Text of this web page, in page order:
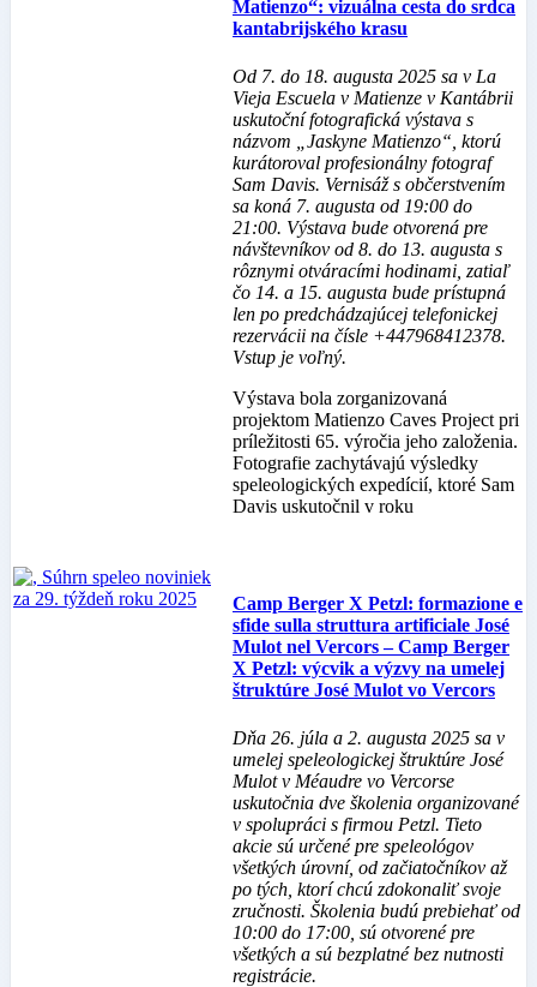
Matienzo“: vizuálna cesta do srdca
kantabrijského krasu
Od 7. do 18. augusta 2025 sa v La
Vieja Escuela v Matienze v Kantábrii
uskutoční fotografická výstava s
názvom „Jaskyne Matienzo“, ktorú
kurátoroval profesionálny fotograf
Sam Davis. Vernisáž s občerstvením
sa koná 7. augusta od 19:00 do
21:00. Výstava bude otvorená pre
návštevníkov od 8. do 13. augusta s
rôznymi otváracími hodinami, zatiaľ
čo 14. a 15. augusta bude prístupná
len po predchádzajúcej telefonickej
rezervácii na čísle +447968412378.
Vstup je voľný.
Výstava bola zorganizovaná
projektom Matienzo Caves Project pri
príležitosti 65. výročia jeho založenia.
Fotografie zachytávajú výsledky
speleologických expedícií, ktoré Sam
Davis uskutočnil v roku
Camp Berger X Petzl: formazione e
sfide sulla struttura artificiale José
Mulot nel Vercors – Camp Berger
X Petzl: výcvik a výzvy na umelej
štruktúre José Mulot vo Vercors
Dňa 26. júla a 2. augusta 2025 sa v
umelej speleologickej štruktúre José
Mulot v Méaudre vo Vercorse
uskutočnia dve školenia organizované
v spolupráci s firmou Petzl. Tieto
akcie sú určené pre speleológov
všetkých úrovní, od začiatočníkov až
po tých, ktorí chcú zdokonaliť svoje
zručnosti. Školenia budú prebiehať od
10:00 do 17:00, sú otvorené pre
všetkých a sú bezplatné bez nutnosti
registrácie.